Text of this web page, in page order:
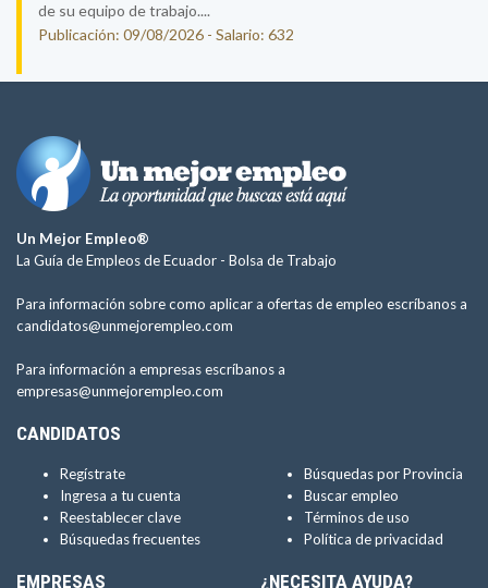
de su equipo de trabajo....
Publicación: 09/08/2026 - Salario: 632
Un Mejor Empleo®
La Guía de Empleos de Ecuador - Bolsa de Trabajo
Para información sobre como aplicar a ofertas de empleo escríbanos a
candidatos@unmejorempleo.com
Para información a empresas escríbanos a
empresas@unmejorempleo.com
CANDIDATOS
Regístrate
Ingresa a tu cuenta
Reestablecer clave
Búsquedas frecuentes
Búsquedas por Provincia
Buscar empleo
Términos de uso
Política de privacidad
EMPRESAS ¿NECESITA AYUDA?